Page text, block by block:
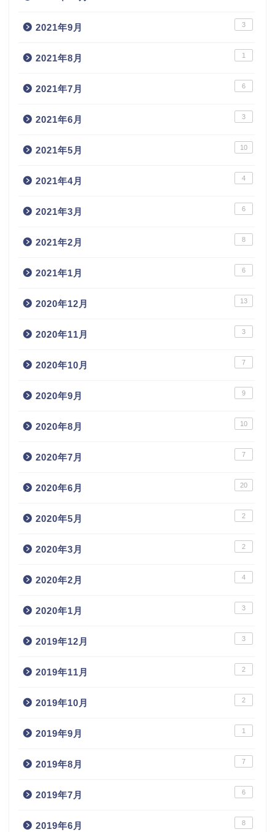
2021年9月 3
2021年8月 1
2021年7月 6
2021年6月 3
2021年5月 10
2021年4月 4
2021年3月 6
2021年2月 8
2021年1月 6
2020年12月 13
2020年11月 3
2020年10月 7
2020年9月 9
2020年8月 10
2020年7月 7
2020年6月 20
2020年5月 2
2020年3月 2
2020年2月 4
2020年1月 3
2019年12月 3
2019年11月 2
2019年10月 2
2019年9月 1
2019年8月 7
2019年7月 6
2019年6月 8